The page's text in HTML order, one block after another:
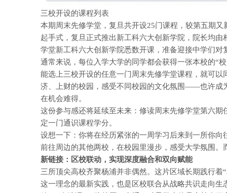
三校开设的课程列表
本期周末先修学堂，复旦共开设25门课程，较第五期
起手式，复旦正式推出新工科六大创新学院，院长均
学堂新工科六大创新学院悉数开课，准备迎接中学们对
通常来说，每位入学大学的同学都会获得一张本校的“
能选上三校开设的任意一门周末先修学堂课程，就可
济、上财的校园，感受不同校园的文化氛围——也许成
在机会难得。
这份参与感还将延续至未来：修读周末先修学堂第六
定一门通识课程学分。
设想一下：你将在经历紧张的一周学习后来到一所你
前往周边的其他两校，在校园里漫步，感受大学氛围
新链接：区校联动， 实现深度融合和双向赋能
三所顶尖高校齐聚杨浦并非偶然。这片区域长期践行
这一理念的最新实践，也是区校联合从战略共识走向